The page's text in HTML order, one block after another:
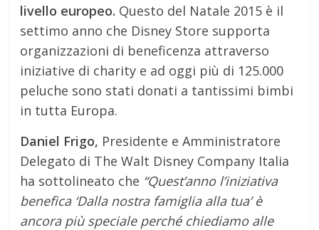
livello europeo. Questo del Natale 2015 è il
settimo anno che Disney Store supporta
organizzazioni di beneficenza attraverso
iniziative di charity e ad oggi più di 125.000
peluche sono stati donati a tantissimi bimbi
in tutta Europa.
Daniel Frigo, Presidente e Amministratore
Delegato di The Walt Disney Company Italia
ha sottolineato che “Quest’anno l’iniziativa
benefica ‘Dalla nostra famiglia alla tua’ è
ancora più speciale perché chiediamo alle